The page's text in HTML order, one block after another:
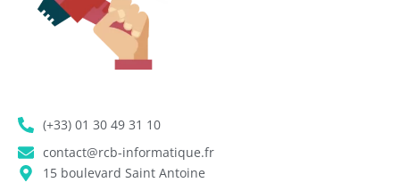
(+33) 01 30 49 31 10
contact@rcb-informatique.fr
15 boulevard Saint Antoine